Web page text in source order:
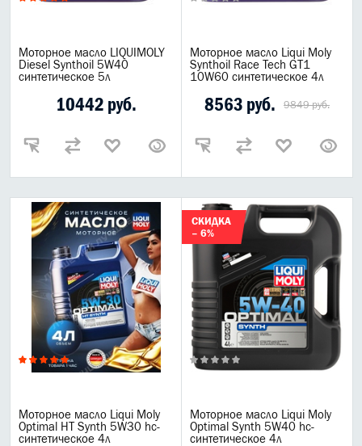
Моторное масло LIQUIMOLY
Diesel Synthoil 5W40
синтетическое 5л
10442 руб.
Моторное масло Liqui Moly
Synthoil Race Tech GT1
10W60 синтетическое 4л
8563 руб. 9849 руб.
Моторное масло Liqui Moly
Optimal HT Synth 5W30 hc-
синтетическое 4л
СКИДКА
– 6%
Моторное масло Liqui Moly
Optimal Synth 5W40 hc-
синтетическое 4л